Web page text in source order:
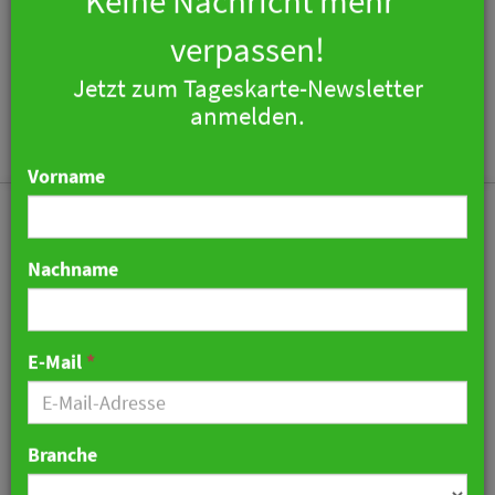
Yotelpad eröffnet in der
Schweiz
06. März 2019 13:05 Uhr
Keine Nachricht mehr
verpassen!
E-Mail*